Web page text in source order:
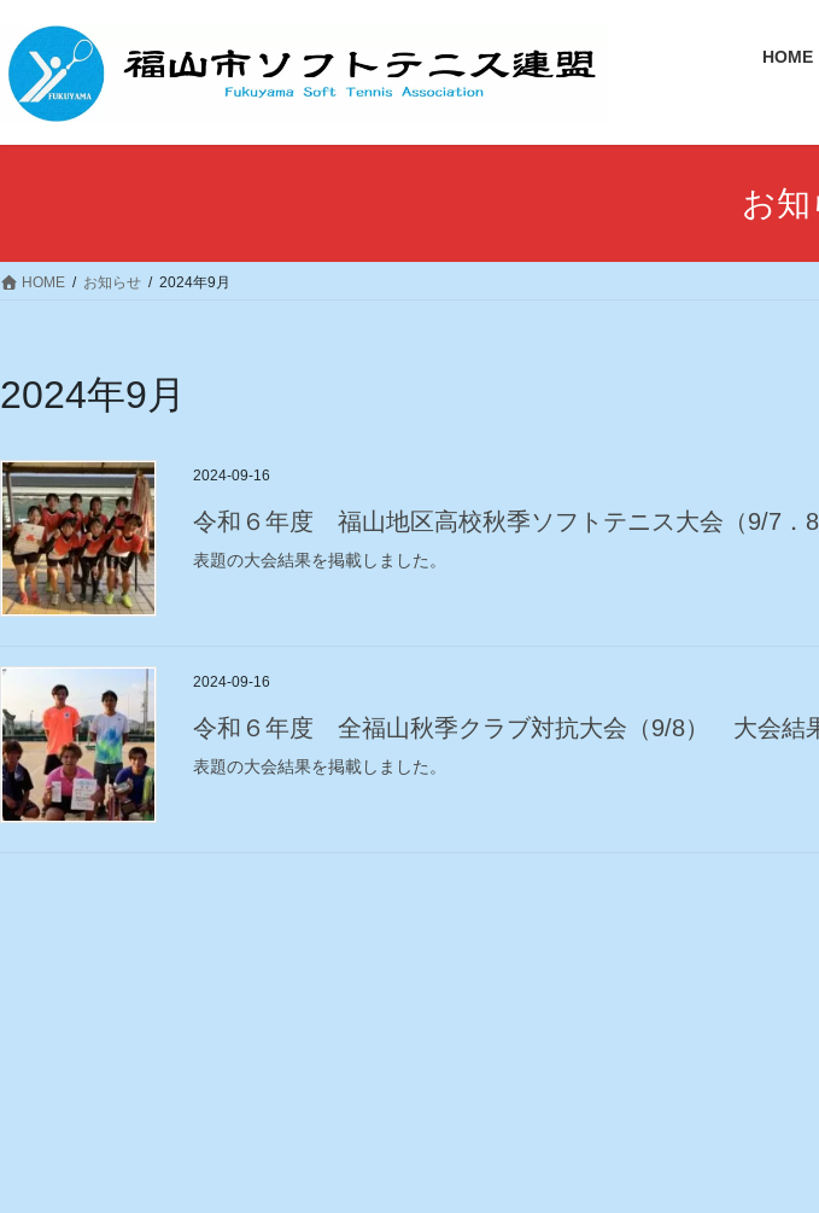
ン
テ
ン
プ
ビ
ゲ
ー
動
HOME
お
HOME お知らせ 2024年9月
2024年9月
2024-09-16
令和６年度 福山地区高校秋季ソフトテニス大会（9/7
表題の大会結果を掲載しました。
2024-09-16
令和６年度 全福山秋季クラブ対抗大会（9/8） 大会結
表題の大会結果を掲載しました。